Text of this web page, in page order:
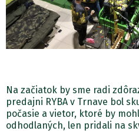
Na začiatok by sme radi
predajni RYBA v Trnave bol
počasie a vietor, ktoré by
odhodlaných, len pridali na